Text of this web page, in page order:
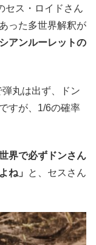
セス・ロイドさん
った多世界解釈が
アンルーレットの
丸は出ず、ドン
すが、1/6の確率
界で必ずドンさん
ね」
と、セスさん